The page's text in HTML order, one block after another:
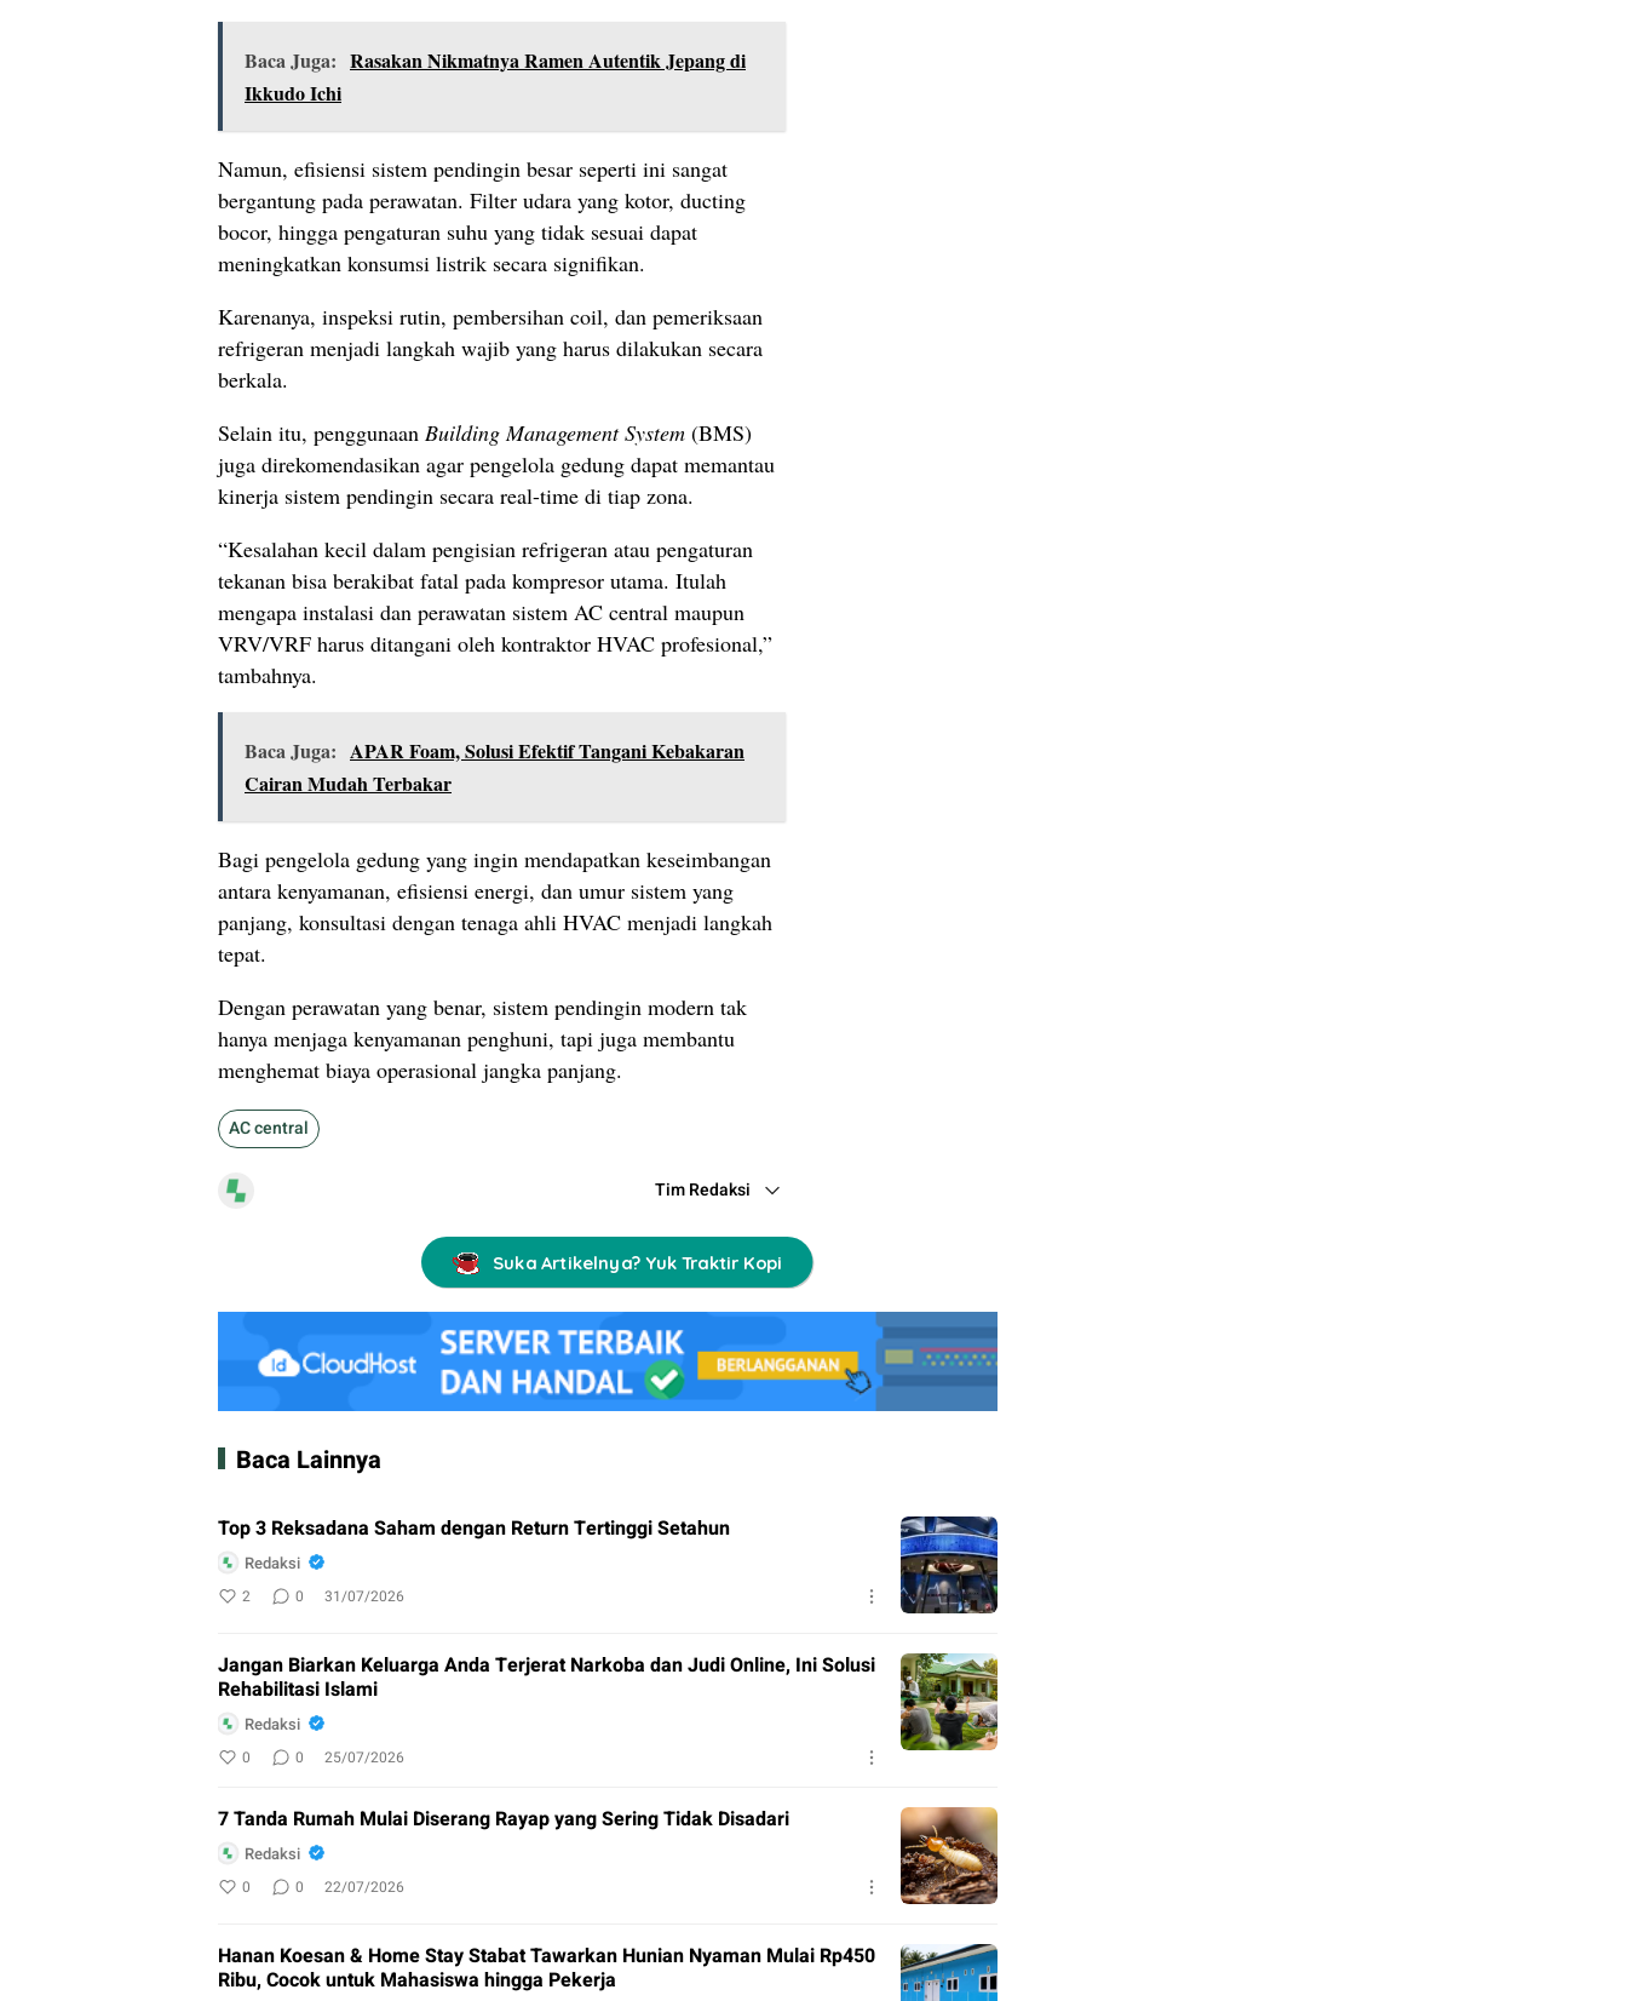
Baca Juga: Rasakan Nikmatnya Ramen Autentik Jepang di
Ikkudo Ichi
Namun, efisiensi sistem pendingin besar seperti ini sangat
bergantung pada perawatan. Filter udara yang kotor, ducting
bocor, hingga pengaturan suhu yang tidak sesuai dapat
meningkatkan konsumsi listrik secara signifikan.
Karenanya, inspeksi rutin, pembersihan coil, dan pemeriksaan
refrigeran menjadi langkah wajib yang harus dilakukan secara
berkala.
Selain itu, penggunaan Building Management System (BMS)
juga direkomendasikan agar pengelola gedung dapat memantau
kinerja sistem pendingin secara real-time di tiap zona.
“Kesalahan kecil dalam pengisian refrigeran atau pengaturan
tekanan bisa berakibat fatal pada kompresor utama. Itulah
mengapa instalasi dan perawatan sistem AC central maupun
VRV/VRF harus ditangani oleh kontraktor HVAC profesional,”
tambahnya.
Baca Juga: APAR Foam, Solusi Efektif Tangani Kebakaran
Cairan Mudah Terbakar
Bagi pengelola gedung yang ingin mendapatkan keseimbangan
antara kenyamanan, efisiensi energi, dan umur sistem yang
panjang, konsultasi dengan tenaga ahli HVAC menjadi langkah
tepat.
Dengan perawatan yang benar, sistem pendingin modern tak
hanya menjaga kenyamanan penghuni, tapi juga membantu
menghemat biaya operasional jangka panjang.
AC central
Tim Redaksi
Suka Artikelnya? Yuk Traktir Kopi
Baca Lainnya
Top 3 Reksadana Saham dengan Return Tertinggi Setahun
Redaksi
2 0 31/07/2026
Jangan Biarkan Keluarga Anda Terjerat Narkoba dan Judi Online, Ini Solusi
Rehabilitasi Islami
Redaksi
0 0 25/07/2026
7 Tanda Rumah Mulai Diserang Rayap yang Sering Tidak Disadari
Redaksi
0 0 22/07/2026
Hanan Koesan & Home Stay Stabat Tawarkan Hunian Nyaman Mulai Rp450
Ribu, Cocok untuk Mahasiswa hingga Pekerja